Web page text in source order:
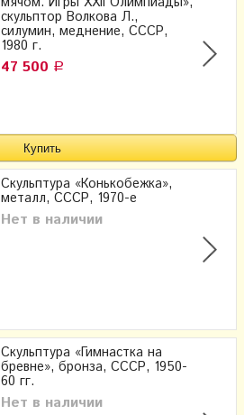
скульптор Волкова Л.,
силумин, меднение, СССР,
1980 г.
47 500 Р
Скульптура «Конькобежка»,
металл, СССР, 1970-е
Нет в наличии
Скульптура «Гимнастка на
бревне», бронза, СССР, 1950-
60 гг.
Нет в наличии